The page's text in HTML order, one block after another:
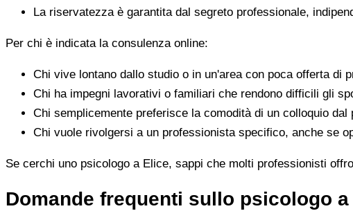
La riservatezza è garantita dal segreto professionale,
Per chi è indicata la consulenza online:
Chi vive lontano dallo studio o in un'area con poca offerta di
Chi ha impegni lavorativi o familiari che rendono difficili gli
Chi semplicemente preferisce la comodità di un colloquio dal
Chi vuole rivolgersi a un professionista specifico, anche se
Se cerchi uno psicologo a Elice, sappi che molti professionisti
Domande frequenti sullo psicologo